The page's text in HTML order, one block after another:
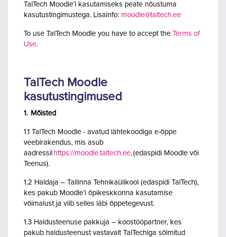
TalTech Moodle’i kasutamiseks peate nõustuma
kasutustingimustega. Lisainfo: moodle@taltech.ee
To use TalTech Moodle you have to accept the Terms of
Use.
TalTech Moodle
kasutustingimused
1. Mõisted
1.1 TalTech Moodle - avatud lähtekoodiga e-õppe
veebirakendus, mis asub
aadressil https://moodle.taltech.ee, (edaspidi Moodle või
Teenus).
1.2 Haldaja – Tallinna Tehnikaülikool (edaspidi TalTech),
kes pakub Moodle’i õpikeskkonna kasutamise
võimalust ja viib selles läbi õppetegevust.
1.3 Haldusteenuse pakkuja – koostööpartner, kes
pakub haldusteenust vastavalt TalTechiga sõlmitud